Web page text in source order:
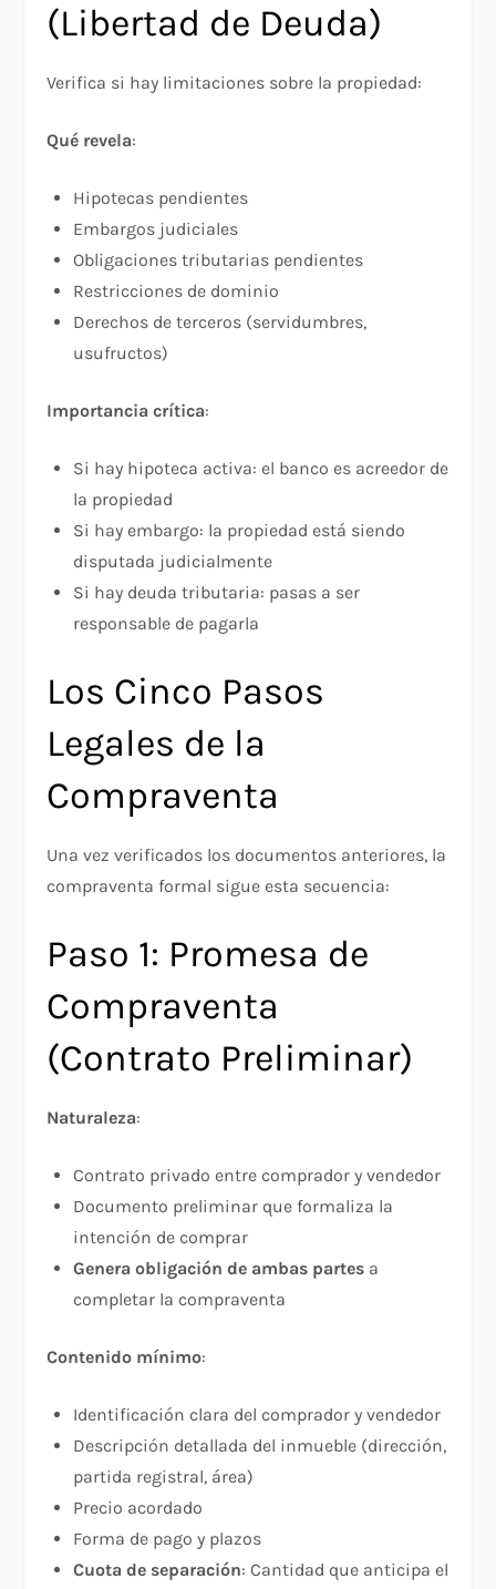
(Libertad de Deuda)
Verifica si hay limitaciones sobre la propiedad:​
Qué revela:​
Hipotecas pendientes
Embargos judiciales
Obligaciones tributarias pendientes
Restricciones de dominio
Derechos de terceros (servidumbres,
usufructos)
Importancia crítica:​
Si hay hipoteca activa: el banco es acreedor de
la propiedad
Si hay embargo: la propiedad está siendo
disputada judicialmente
Si hay deuda tributaria: pasas a ser
responsable de pagarla
Los Cinco Pasos
Legales de la
Compraventa
Una vez verificados los documentos anteriores, la
compraventa formal sigue esta secuencia:​
Paso 1: Promesa de
Compraventa
(Contrato Preliminar)
Naturaleza:​
Contrato privado entre comprador y vendedor
Documento preliminar que formaliza la
intención de comprar
Genera obligación de ambas partes a
completar la compraventa
Contenido mínimo:​
Identificación clara del comprador y vendedor
Descripción detallada del inmueble (dirección,
partida registral, área)
Precio acordado
Forma de pago y plazos
Cuota de separación: Cantidad que anticipa el